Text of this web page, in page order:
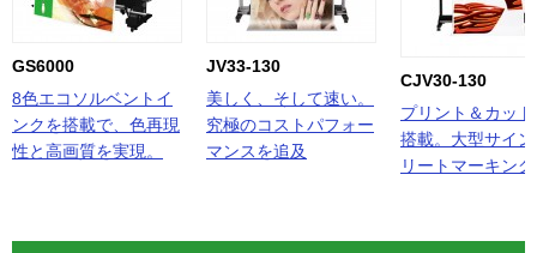
GS6000
8色エコソルベントイ
ンクを搭載で、色再現
性と高画質を実現。
JV33-130
美しく、そして速い。
究極のコストパフォー
マンスを追及
CJV30-130
プリント＆カッ
搭載。大型サイ
リートマーキン